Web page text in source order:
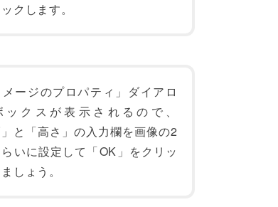
クします。
メージのプロパティ」ダイアロ
ックスが表示されるので、
」と「高さ」の入力欄を画像の2
いに設定して「OK」をクリッ
しょう。